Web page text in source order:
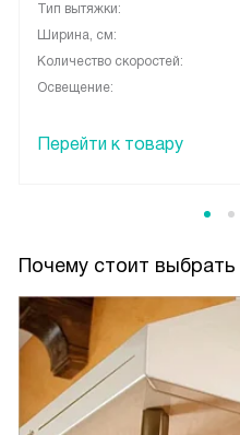
Тип вытяжки:
Ширина, см:
Количество скоростей:
Освещение:
Перейти к товару
Почему стоит